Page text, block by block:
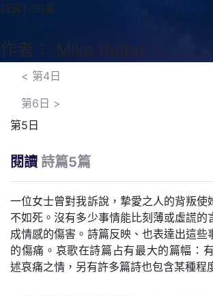
詩篇1-50篇
作者： Mike Raiter
< 第4日
第6日 >
第5日
閱讀 詩篇5篇
一位女士曾對我訴說，摯愛之人的背叛使
不如死。沒有多少事情能比刻薄或虛謊的
成情感的傷害。詩篇反映、也表達出這些
的傷痛。哀歌在詩篇占有最大的篇幅：
述哀痛之情，另有許多篇詩也包含某種程